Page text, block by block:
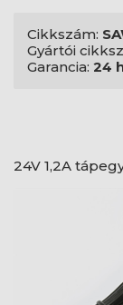
Cikkszám:
Gyártói
Garancia: 24
24V 1,2A